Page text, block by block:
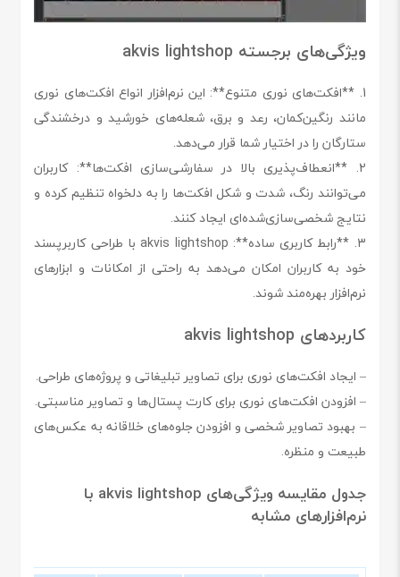
ویژگی‌های برجسته akvis lightshop
1. **افکت‌های نوری متنوع**: این نرم‌افزار انواع افکت‌های نوری
مانند رنگین‌کمان، رعد و برق، شعله‌های خورشید و درخشندگی
ستارگان را در اختیار شما قرار می‌دهد.
2. **انعطاف‌پذیری بالا در سفارشی‌سازی افکت‌ها**: کاربران
می‌توانند رنگ، شدت و شکل افکت‌ها را به دلخواه تنظیم کرده و
نتایج شخصی‌سازی‌شده‌ای ایجاد کنند.
3. **رابط کاربری ساده**: akvis lightshop با طراحی کاربرپسند
خود به کاربران امکان می‌دهد به راحتی از امکانات و ابزارهای
نرم‌افزار بهره‌مند شوند.
کاربردهای akvis lightshop
– ایجاد افکت‌های نوری برای تصاویر تبلیغاتی و پروژه‌های طراحی.
– افزودن افکت‌های نوری برای کارت پستال‌ها و تصاویر مناسبتی.
– بهبود تصاویر شخصی و افزودن جلوه‌های خلاقانه به عکس‌های
طبیعت و منظره.
جدول مقایسه ویژگی‌های akvis lightshop با
نرم‌افزارهای مشابه